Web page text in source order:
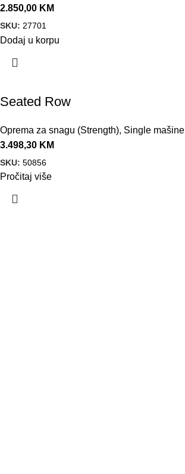
2.850,00 KM
SKU: 27701
Dodaj u korpu
Seated Row
Oprema za snagu (Strength), Single mašine
3.498,30 KM
SKU: 50856
Pročitaj više